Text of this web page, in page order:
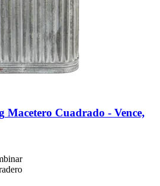
Macetero Cuadrado -​ Vence,